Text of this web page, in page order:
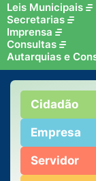
Leis Municipais
Secretarias
Imprensa
Consultas
Autarquias e
Cidadão
Empresa
Servidor